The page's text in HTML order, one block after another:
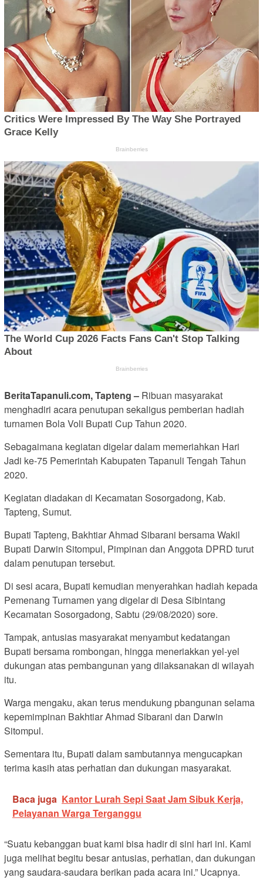
BeritaTapanuli.com, Tapteng – Ribuan masyarakat
menghadiri acara penutupan sekaligus pemberian hadiah
turnamen Bola Voli Bupati Cup Tahun 2020.
Sebagaimana kegiatan digelar dalam memeriahkan Hari
Jadi ke-75 Pemerintah Kabupaten Tapanuli Tengah Tahun
2020.
Kegiatan diadakan di Kecamatan Sosorgadong, Kab.
Tapteng, Sumut.
Bupati Tapteng, Bakhtiar Ahmad Sibarani bersama Wakil
Bupati Darwin Sitompul, Pimpinan dan Anggota DPRD turut
dalam penutupan tersebut.
Di sesi acara, Bupati kemudian menyerahkan hadiah kepada
Pemenang Turnamen yang digelar di Desa Sibintang
Kecamatan Sosorgadong, Sabtu (29/08/2020) sore.
Tampak, antusias masyarakat menyambut kedatangan
Bupati bersama rombongan, hingga meneriakkan yel-yel
dukungan atas pembangunan yang dilaksanakan di wilayah
itu.
Warga mengaku, akan terus mendukung pbangunan selama
kepemimpinan Bakhtiar Ahmad Sibarani dan Darwin
Sitompul.
Sementara itu, Bupati dalam sambutannya mengucapkan
terima kasih atas perhatian dan dukungan masyarakat.
Baca juga Kantor Lurah Sepi Saat Jam Sibuk Kerja,
Pelayanan Warga Terganggu
“Suatu kebanggan buat kami bisa hadir di sini hari ini. Kami
juga melihat begitu besar antusias, perhatian, dan dukungan
yang saudara-saudara berikan pada acara ini.” Ucapnya.